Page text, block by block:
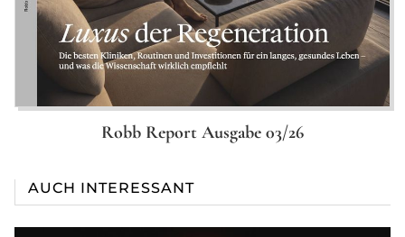
Robb Report Ausgabe 03/26
AUCH INTERESSANT